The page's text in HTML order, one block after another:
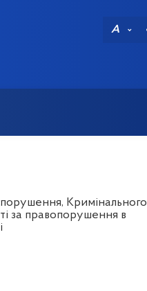
A
Кримінального
за правопорушення в